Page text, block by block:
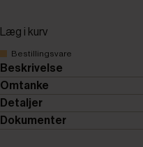
Læg i kurv
Bestillingsvare
Beskrivelse
Omtanke
Detaljer
Dokumenter